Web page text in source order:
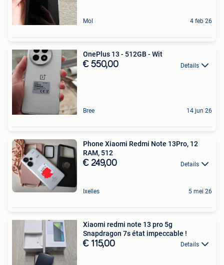
Mol 4 feb 26
OnePlus 13 - 512GB - Wit
€ 550,00 Details
Bree 14 jun 26
Phone Xiaomi Redmi Note 13Pro, 12
RAM, 512
€ 249,00 Details
Ixelles 5 mei 26
Xiaomi redmi note 13 pro 5g
Snapdragon 7s état impeccable !
€ 115,00 Details